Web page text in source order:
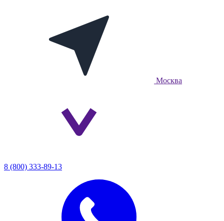
Москва
8 (800) 333-89-13